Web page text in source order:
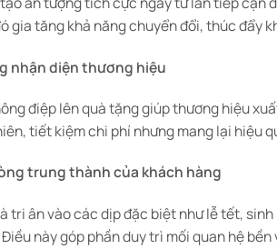
gia tăng khả năng chuyển đổi, thúc đẩy
nhận diện thương hiệu
điệp lên quà tặng giúp thương hiệu
tiết kiệm chi phí nhưng mang lại hiệu
trung thành của khách hàng
tri ân vào các dịp đặc biệt như lễ tết,
này góp phần duy trì mối quan hệ